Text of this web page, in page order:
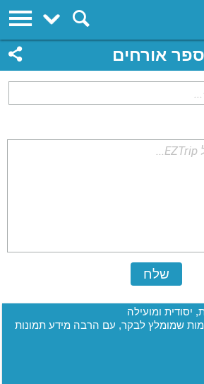
ספר אורחים
יסודית ומועילה
שמומלץ לבקר, עם הרבה מידע תמונות